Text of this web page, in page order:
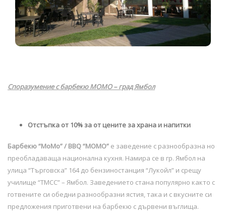
Споразумение с барбекю MOMO– град Ямбол
Отстъпка от 10% за от цените за храна и напитки
Барбекю “МоМо” / BBQ “MOMO” е заведение с разнообразна но
преобладаваща национална кухня. Намира се в гр. Ямбол на
улица “Търговска” 164 до бензиностанция “Лукойл” и срещу
училище “ТМСС” – Ямбол. Заведението стана популярно както с
готвените си обедни разнообразни ястия, така и с вкусните си
предложения приготвени на барбекю с дървени въглища.